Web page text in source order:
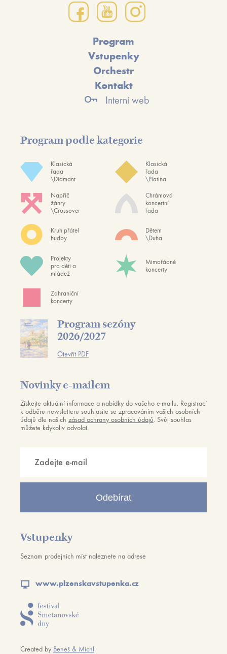
Program
Vstupenky
Orchestr
Kontakt
Interní web
Program podle kategorie
Klasická
řada
\Diamant
Klasická
řada
\Platina
Napříč
žánry
\Crossover
Chrámová
koncertní
řada
Kruh přátel
hudby
Dětem
\Duha
Projekty
pro děti a
mládež
Mimořádné
koncerty
Zahraniční
koncerty
Program sezóny
2026/2027
Otevřít PDF
Novinky e-mailem
Získejte aktuální informace a nabídky do vašeho e-mailu. Registrací
k odběru newsletteru souhlasíte se zpracováním vašich osobních
údajů dle našich zásad ochrany osobních údajů. Svůj souhlas
můžete kdykoliv odvolat.
Odebírat
Vstupenky
Seznam prodejních míst naleznete na adrese
www.plzenskavstupenka.cz
Created by Beneš & Michl